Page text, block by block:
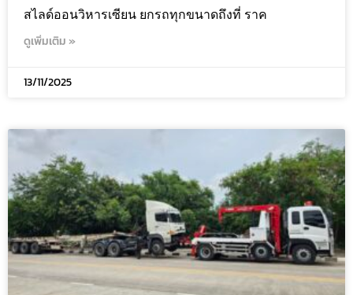
สไลด์ออนวิหารเซียน ยกรถทุกขนาดถึงที่ ราค
ดูเพิ่มเติม »
13/11/2025